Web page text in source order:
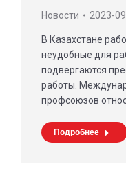
Новости 2023-
В Казахстане
неудобные для
подвергаются
работы.
профсоюзов
Подробнее